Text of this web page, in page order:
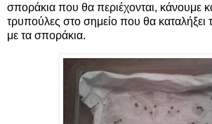
σποράκια που θα περιέχονται, κάνουμε
τρυπούλες στο σημείο που θα καταλήξει
με τα σποράκια.